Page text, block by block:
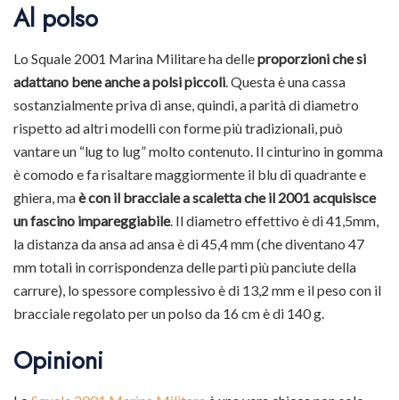
Al polso
Lo Squale 2001 Marina Militare ha delleproporzioni che si
adattano bene anche a polsi piccoli . Questa è una cassa
sostanzialmente priva di anse, quindi, a parità di diametro
rispetto ad altri modelli con forme più tradizionali, può
vantare un “lug to lug” molto contenuto. Il cinturino in gomma
è comodo e fa risaltare maggiormente il blu di quadrante e
ghiera, maè con il bracciale a scaletta che il 2001 acquisisce
un fascino impareggiabile. Il diametro effettivo è di 41,5mm,
la distanza da ansa ad ansa è di 45,4 mm (che diventano 47
mm totali in corrispondenza delle parti più panciute della
carrure), lo spessore complessivo è di 13,2 mm e il peso con il
bracciale regolato per un polso da 16 cm è di 140 g.
Opinioni